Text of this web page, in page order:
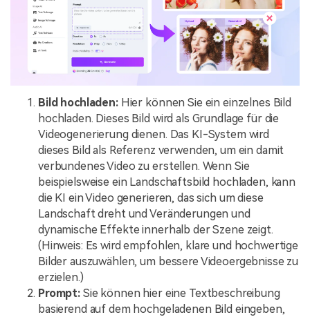
Bild hochladen:Hier können Sie ein einzelnes Bild
hochladen. Dieses Bild wird als Grundlage für die
Videogenerierung dienen. Das KI-System wird
dieses Bild als Referenz verwenden, um ein damit
verbundenes Video zu erstellen. Wenn Sie
beispielsweise ein Landschaftsbild hochladen, kann
die KI ein Video generieren, das sich um diese
Landschaft dreht und Veränderungen und
dynamische Effekte innerhalb der Szene zeigt.
(Hinweis: Es wird empfohlen, klare und hochwertige
Bilder auszuwählen, um bessere Videoergebnisse zu
erzielen.)
Prompt: Sie können hier eine Textbeschreibung
basierend auf dem hochgeladenen Bild eingeben,